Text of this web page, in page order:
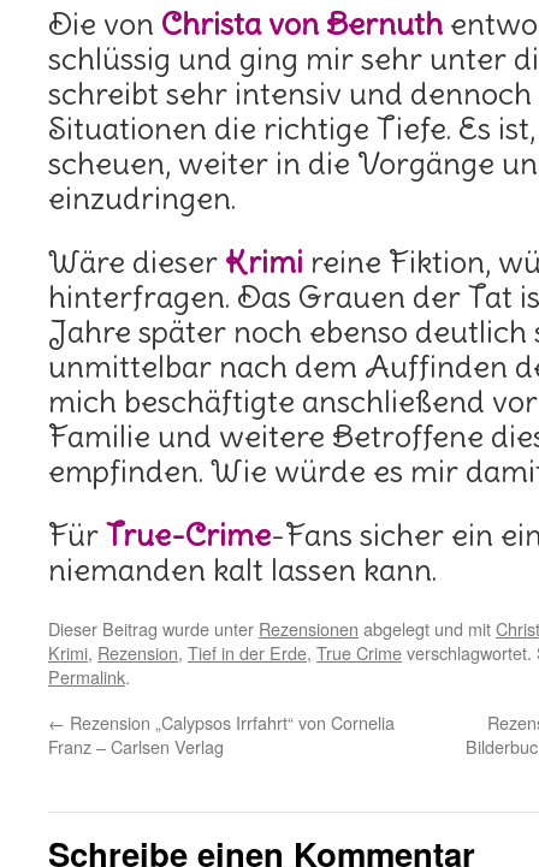
Die von Christa von Bernuth
schlüssig und ging mir sehr unter
schreibt sehr intensiv und
Situationen die richtige Tiefe. Es
scheuen, weiter in die Vorgänge
einzudringen.
Wäre dieser Krimi reine Fiktion,
hinterfragen. Das Grauen der Tat
Jahre später noch ebenso
unmittelbar nach dem Auffinden
mich beschäftigte anschließend
Familie und weitere Betroffene
empfinden. Wie würde es mir
FürTrue-Crime-Fans sicher ein
niemanden kalt lassen kann.
Dieser Beitrag wurde unter Rezensionen abgelegt und mit
Krimi, Rezension, Tief in der Erde, True Crime
Permalink.
← Rezension „Calypsos Irrfahrt“ von Cornelia
Franz – Carlsen Verlag
Schreibe einen Kommentar